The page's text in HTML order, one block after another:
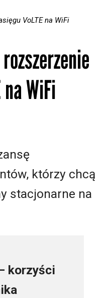
VoLTE na WiFi
WiFi
którzy chcą
stacjonarne na
korzyści